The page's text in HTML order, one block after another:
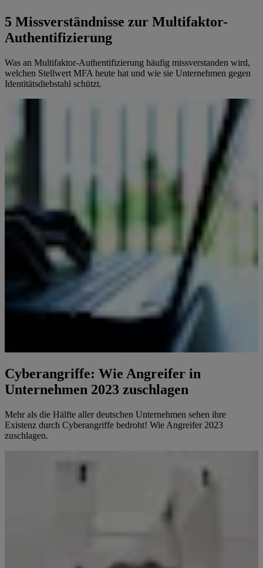
5 Missverständnisse zur Multifaktor-
Authentifizierung
Was an Multifaktor-Authentifizierung häufig missverstanden wird,
welchen Stellwert MFA heute hat und wie sie Unternehmen gegen
Identitätsdiebstahl schützt.
Cyberangriffe: Wie Angreifer in
Unternehmen 2023 zuschlagen
Mehr als die Hälfte aller deutschen Unternehmen sehen ihre
Existenz durch Cyberangriffe bedroht! Wie Angreifer 2023
zuschlagen.